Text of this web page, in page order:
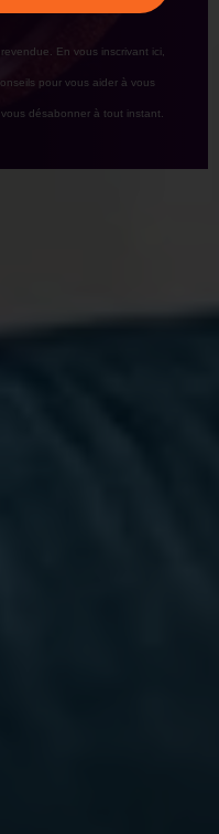
En vous inscrivant ici,
pour vous aider à vous
désabonner à tout instant.